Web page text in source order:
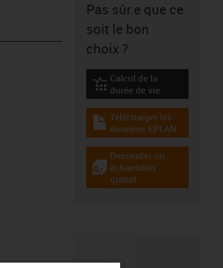
Pas sûr.e que ce
soit le bon
choix ?
igus-icon-lebensdauerrechner
Calcul de la
durée de vie
igus-icon-download-plan
Télécharger les
données EPLAN
igus-icon-gratismuster
Demander un
échantillon
gratuit